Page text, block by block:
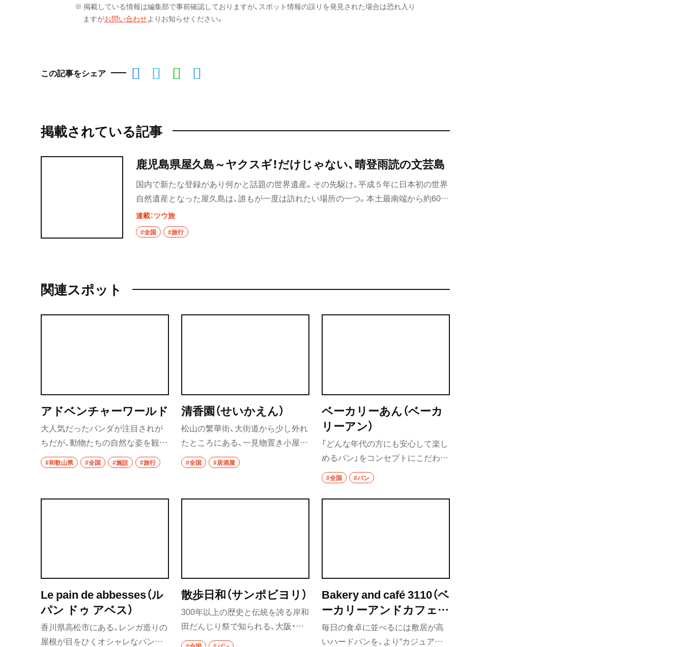
※ 掲載している情報は編集部で事前確認しておりますが、スポット情報の誤りを発見された場合は恐れ入り
ますがお問い合わせよりお知らせください。
この記事をシェア
掲載されている記事
鹿児島県屋久島～ヤクスギ！だけじゃない、晴登雨読の文芸島
国内で新たな登録があり何かと話題の世界遺産。その先駆け、平成５年に日本初の世界
自然遺産となった屋久島は、誰もが一度は訪れたい場所の一つ。本土最南端から約60㎞
に浮かぶ周囲１３２㎞の島で１万２０００人あまりが暮らす。意外かもしれないが、島
の周囲はすべて東シナ海だ。島の魅力は「ヤクスギなどの特殊な植生や、海岸部から亜
高山帯に及ぶ植生の垂直分布など貴重な自然云々」と、ユネスコが認めた特徴を持ち出
芙美子が評したように、山の年間降水量は１万㎜を超える。できれば長めに時間をと
連載：ツウ旅
#全国 #旅行
関連スポット
アドベンチャーワールド
大人気だったパンダが注目されが
ちだが、動物たちの自然な姿を観察
できる「サファリワールド」、マリン
ライブが楽しめる「マリンワール
#和歌山県 #全国 #施設 #旅行
清香園（せいかえん）
松山の繁華街、大街道から少し外れ
たところにある、一見物置き小屋の
ような外観の店。もつ煮込みは、一
般的なモツ肉に加え、フワ（牛の肺
胃袋にあるホルモン）など珍しい内
理をいただける。
#全国 #居酒屋
ベーカリーあん（ベーカ
リーアン）
「どんな年代の方にも安心して楽し
めるパン」をコンセプトにこだわり
の材料と製法で約70種類ものライ
ンナップを揃えるパン屋さん。食
パンやバゲットのほかに、子ども向
#全国 #パン
Le pain de abbesses（ル
パン ドゥ アベス）
香川県高松市にある、レンガ造りの
屋根が目をひくオシャレなパン屋
散歩日和（サンポビヨリ）
300年以上の歴史と伝統を誇る岸和
田だんじり祭で知られる、大阪・岸
和田市にあるパン屋さん。国産小
Bakery and café 3110（ベ
ーカリーアンドカフェサ
イトウ）
毎日の食卓に並べるには敷居が高
いハードパンを、より“カジュアル